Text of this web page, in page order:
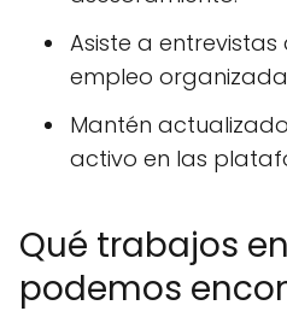
Asiste a
empleo
Mantén
activo en las
Qué trabajos
podemos